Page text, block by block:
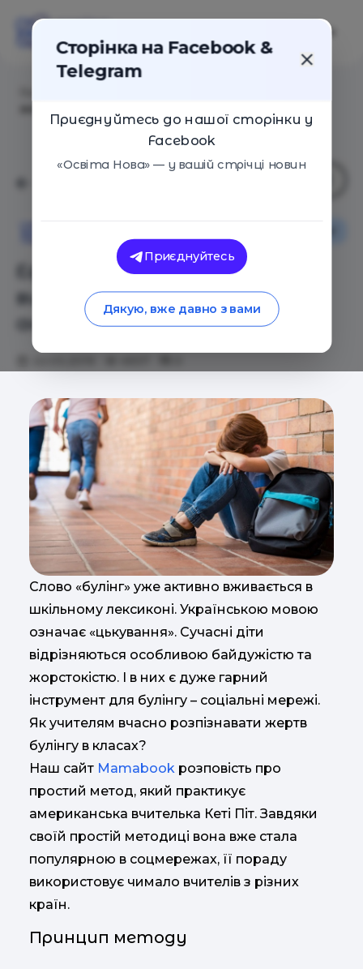
Ефективний спосіб
визначити жертву булінгу
анонімно
Слово «булінг» уже активно вживається в
шкільному лексиконі. Українською мовою
означає «цькування». Сучасні діти
відрізняються особливою байдужістю та
жорстокістю. І в них є дуже гарний
інструмент для булінгу – соціальні мережі.
Як учителям вчасно розпізнавати жертв
булінгу в класах?
Наш сайт Mamabook розповість про
простий метод, який практикує
американська вчителька Кеті Піт. Завдяки
своїй простій методиці вона вже стала
популярною в соцмережах, її пораду
використовує чимало вчителів з різних
країн.
Принцип методу
Сторінка на Facebook &
Telegram
Приєднуйтесь до нашої сторінки у
Facebook
«Освіта Нова» — у вашій стрічці новин
Приєднуйтесь
Дякую, вже давно з вами